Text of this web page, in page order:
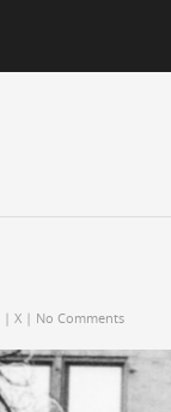
| X | No Comments